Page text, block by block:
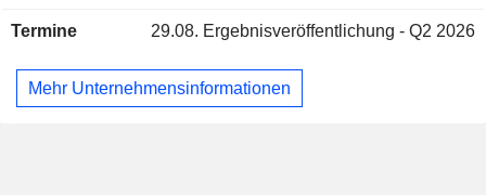
Industrie (4,2%); - Sonstige (4,9%). Auf China entfallen
Termine 29.08. Ergebnisveröffentlichung - Q2 2026
Mehr Unternehmensinformationen